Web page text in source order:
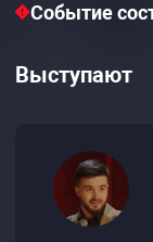
Событие
Выступают